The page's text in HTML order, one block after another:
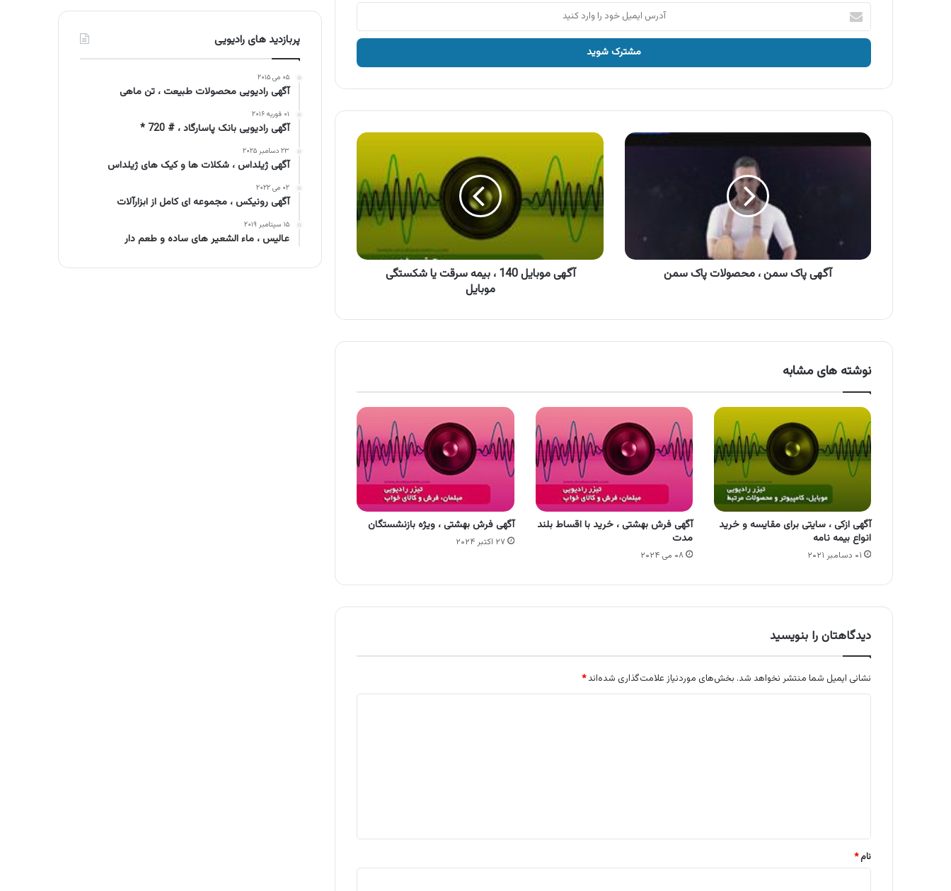
آدرس
ایمیل
خود
وارد
آگهی
آگهی پاک سمن ، محصولات پاک سمن
آگهی
موبایل
140
،
بیمه
سرقت
شکستگی
موبایل
آگهی موبایل 140 ، بیمه سرقت یا شکستگی
موبایل
نوشته های مشابه
آگهی ازکی ، سایتی برای مقایسه و خرید
انواع بیمه نامه
۰۱ دسامبر ۲۰۲۱
آگهی فرش بهشتی ، خرید با اقساط بلند
مدت
۰۸ می ۲۰۲۴
آگهی فرش بهشتی ، ویژه بازنشستگان
۲۷ اکتبر ۲۰۲۴
دیدگاهتان را بنویسید
نشانی ایمیل شما منتشر نخواهد شد. بخش‌های موردنیاز علامت‌گذاری شده‌اند*
نام*
پربازدید های رادیویی
۰۵ می ۲۰۱۵
آگهی رادیویی محصولات طبیعت ، تن ماهی
۰۱ فوریه ۲۰۱۶
آگهی رادیویی بانک پاسارگاد ، # 720 *
۲۳ دسامبر ۲۰۲۵
آگهی ژیلداس ، شکلات ها و کیک های ژیلداس
۰۲ می ۲۰۲۲
آگهی رونیکس ، مجموعه ای کامل از ابزارآلات
۱۵ سپتامبر ۲۰۱۹
عالیس ، ماء الشعیر های ساده و طعم دار